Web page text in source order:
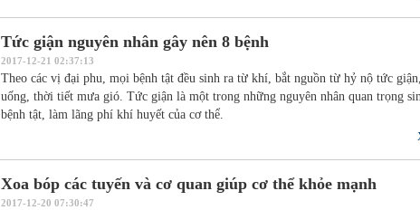
Tức giận nguyên nhân gây nên 8 bệnh
2017-12-21 02:37:13
Theo các vị đại phu, mọi bệnh tật đều sinh ra từ khí, bắt nguồn từ hỷ nộ tức
uống, thời tiết mưa gió. Tức giận là một trong những nguyên nhân quan trọng
bệnh tật, làm lãng phí khí huyết của cơ thể.
Xoa bóp các tuyến và cơ quan giúp cơ thể khỏe mạnh
2017-12-20 07:30:47